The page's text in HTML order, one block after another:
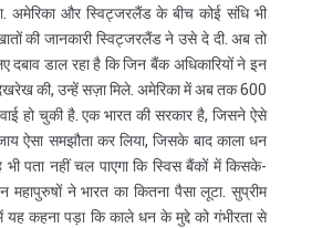
अमेरिका और स्विट्जरलैंड के बीच कोई संधि भी
की जानकारी स्विट्जरलैंड ने उसे दे दी. अब तो
दबाव डाल रहा है कि जिन बैंक अधिकारियों ने इन
की, उन्हें सज़ा मिले. अमेरिका में अब तक 600
हो चुकी है. एक भारत की सरकार है, जिसने ऐसे
ऐसा समझौता कर लिया, जिसके बाद काला धन
भी पता नहीं चल पाएगा कि स्विस बैंकों में किसके-
ने भारत का कितना पैसा लूटा. सुप्रीम
कहना पड़ा कि काले धन के मुद्दे को गंभीरता से